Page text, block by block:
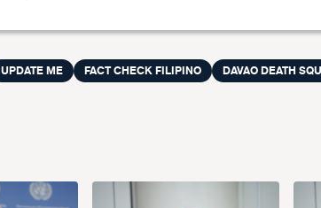
UPDATE ME FACT CHECK FILIPINO DAVAO DEATH